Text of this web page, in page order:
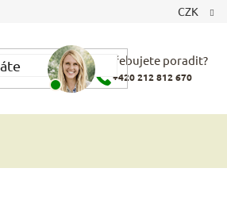
CZK
Potřebujete poradit?
+420 212 812 670